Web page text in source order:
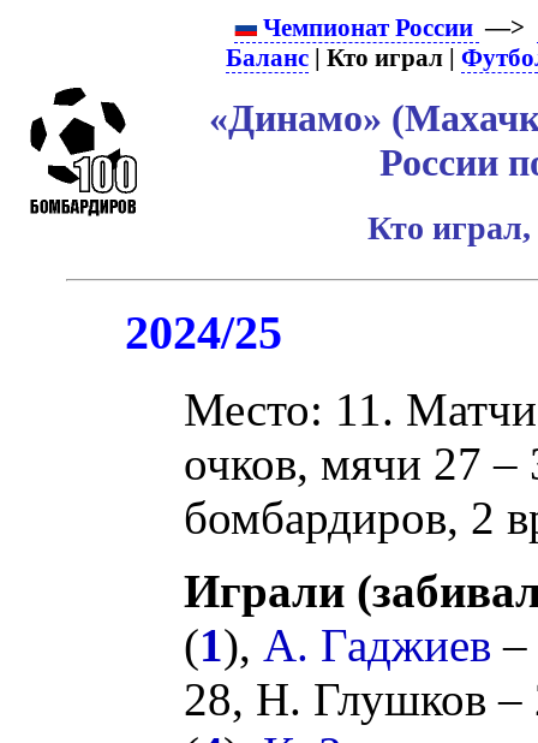
Чемпионат России —>
Баланс | Кто играл |
«Динамо»
России
Кто играл,
2024/25
Место: 11.
очков, мячи 27 –
бомбардиров, 2
Играли
(1), А. Гаджиев –
28, Н. Глушков –